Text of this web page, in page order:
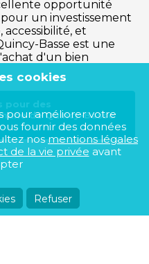
opportunité
un investissement
accessibilité, et
Basse est une
d'un bien
pour des
de Quincy-Basse
cookies
pour améliorer votre
fournir des données
nosmentions légales
de la vie privée avant
Refuser